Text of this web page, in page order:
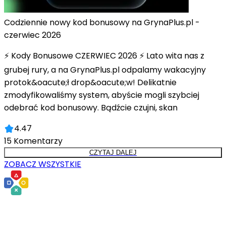
Codziennie nowy kod bonusowy na GrynaPlus.pl -
czerwiec 2026
⚡ Kody Bonusowe CZERWIEC 2026 ⚡ Lato wita nas z
grubej rury, a na GrynaPlus.pl odpalamy wakacyjny
protok&oacute;ł drop&oacute;w! Delikatnie
zmodyfikowaliśmy system, abyście mogli szybciej
odebrać kod bonusowy. Bądźcie czujni, skan
4.47
15 Komentarzy
CZYTAJ DALEJ
ZOBACZ WSZYSTKIE